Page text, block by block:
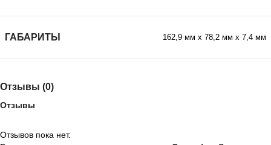
ГАБАРИТЫ 162,9 мм х 78,2 мм х 7,4 мм
Отзывы (0)
Отзывы
Отзывов пока нет.